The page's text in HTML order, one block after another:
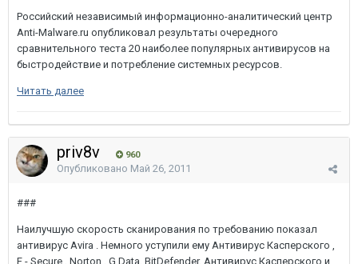
Российский независимый информационно-аналитический центр
Anti-Malware.ru опубликовал результаты очередного
сравнительного теста 20 наиболее популярных антивирусов на
быстродействие и потребление системных ресурсов.
Читать далее
priv8v 960
Опубликовано Май 26, 2011
###
Наилучшую скорость сканирования по требованию показал
антивирус Avira . Немного уступили ему Антивирус Касперского ,
F - Secure , Norton , G Data, BitDefender, Антивирус Касперского и